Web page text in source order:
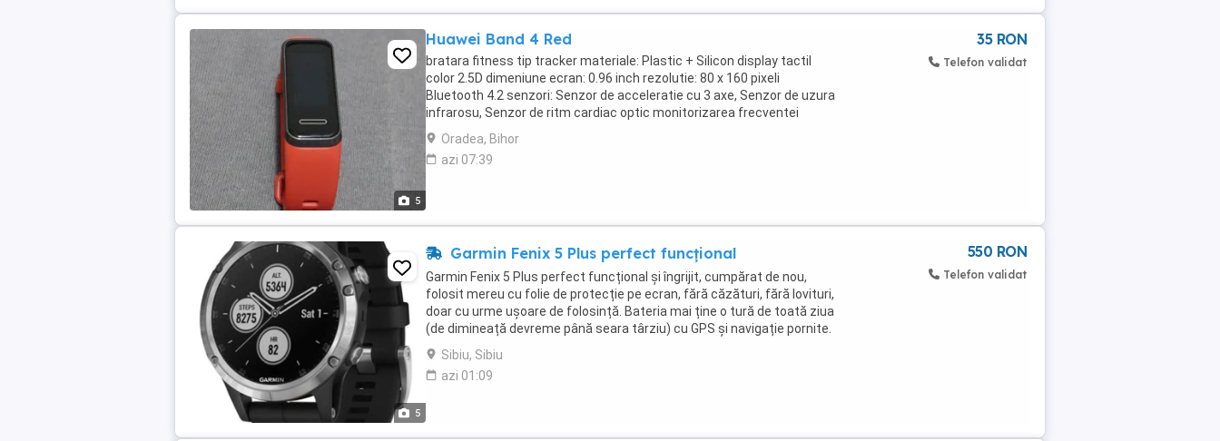
5
Huawei Band 4 Red
bratara fitness tip tracker materiale: Plastic + Silicon display tactil
color 2.5D dimeniune ecran: 0.96 inch rezolutie: 80 x 160 pixeli
Bluetooth 4.2 senzori: Senzor de acceleratie cu 3 axe, Senzor de uzura
infrarosu, Senzor de ritm cardiac optic monitorizarea frecventei
cardiace si avertismente monitorizarea ...
Oradea, Bihor
azi 07:39
35 RON
Telefon validat
5
Garmin Fenix 5 Plus perfect funcțional
Garmin Fenix 5 Plus perfect funcțional și îngrijit, cumpărat de nou,
folosit mereu cu folie de protecție pe ecran, fără căzături, fără lovituri,
doar cu urme ușoare de folosință. Bateria mai ține o tură de toată ziua
(de dimineață devreme până seara târziu) cu GPS și navigație pornite.
Altfel bineînțeles ...
Sibiu, Sibiu
azi 01:09
550 RON
Telefon validat